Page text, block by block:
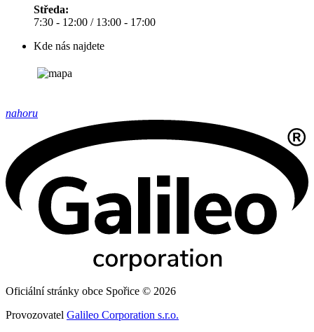
Středa:
7:30 - 12:00 / 13:00 - 17:00
Kde nás najdete
nahoru
Oficiální stránky obce Spořice © 2026
Provozovatel Galileo Corporation s.r.o.